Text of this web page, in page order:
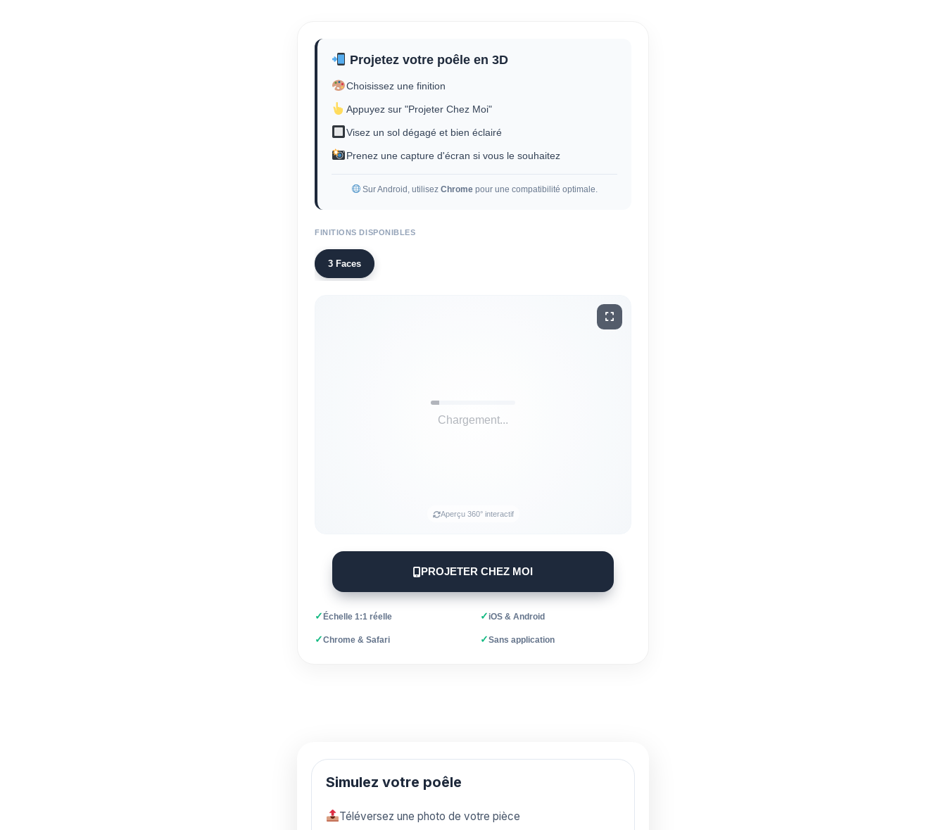
Projetez votre poêle en 3D
Choisissez une finition
Appuyez sur "Projeter Chez Moi"
Visez un sol dégagé et bien éclairé
Prenez une capture d'écran si vous le souhaitez
Sur Android, utilisezChrome pour une compatibilité optimale.
FINITIONS DISPONIBLES
3 Faces
Aperçu 360° interactif
PROJETER CHEZ MOI
✓Échelle 1:1 réelle ✓iOS & Android
✓Chrome & Safari ✓Sans application
Simulez votre poêle
Téléversez une photo de votre pièce